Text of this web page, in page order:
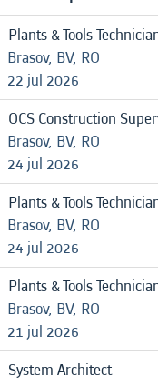
Plants & Tools
Brasov, BV, RO
22 jul 2026
OCS Construction
Brasov, BV, RO
24 jul 2026
Plants & Tools
Brasov, BV, RO
24 jul 2026
Plants & Tools
Brasov, BV, RO
21 jul 2026
System Architect